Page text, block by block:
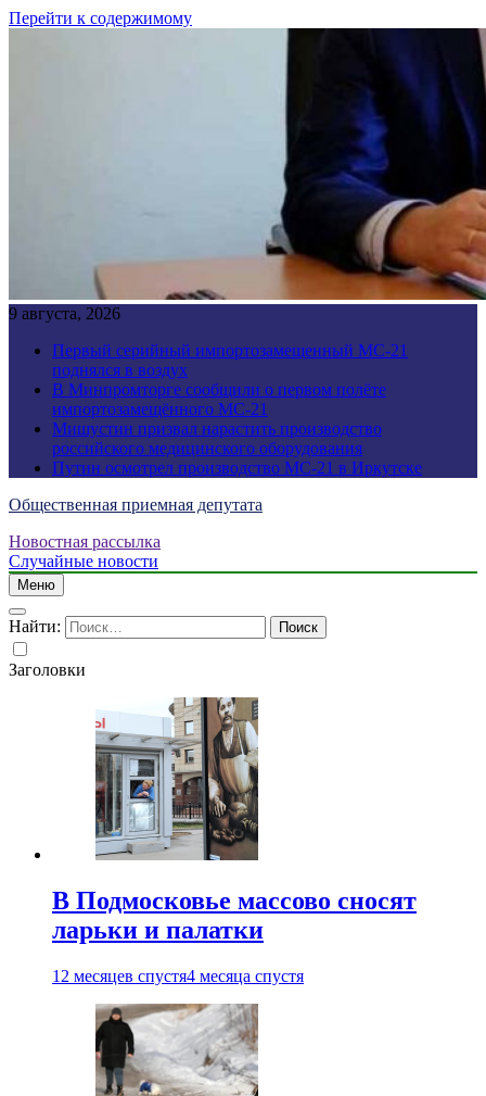
Перейти к содержимому
9 августа, 2026
Первый серийный импортозамещенный МС-21
поднялся в воздух
В Минпромторге сообщили о первом полёте
импортозамещённого МС-21
Мишустин призвал нарастить производство
российского медицинского оборудования
Путин осмотрел производство МС-21 в Иркутске
Общественная приемная депутата
Новостная рассылка
Случайные новости
Меню
Найти:
Заголовки
В Подмосковье массово сносят
ларьки и палатки
12 месяцев спустя4 месяца спустя